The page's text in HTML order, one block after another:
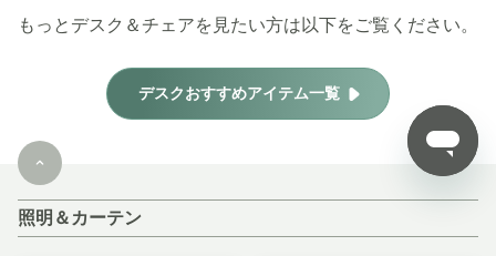
もっとデスク＆チェアを見たい方は以下をご覧ください。
デスクおすすめアイテム一覧
照明＆カーテン